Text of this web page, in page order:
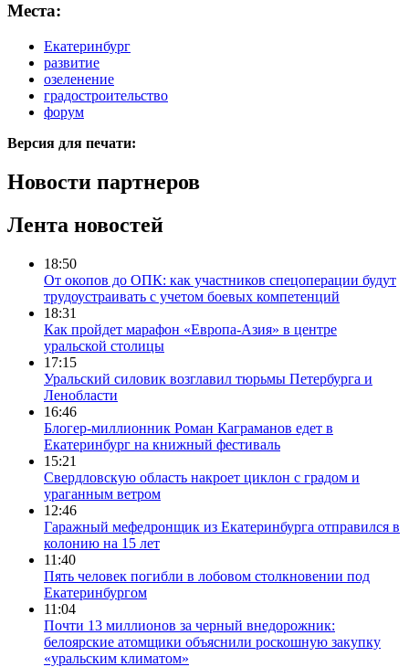
Места:
Екатеринбург
развитие
озеленение
градостроительство
форум
Версия для печати:
Новости партнеров
Лента новостей
18:50
От окопов до ОПК: как участников спецоперации будут
трудоустраивать с учетом боевых компетенций
18:31
Как пройдет марафон «Европа-Азия» в центре
уральской столицы
17:15
Уральский силовик возглавил тюрьмы Петербурга и
Ленобласти
16:46
Блогер-миллионник Роман Каграманов едет в
Екатеринбург на книжный фестиваль
15:21
Свердловскую область накроет циклон с градом и
ураганным ветром
12:46
Гаражный мефедронщик из Екатеринбурга отправился в
колонию на 15 лет
11:40
Пять человек погибли в лобовом столкновении под
Екатеринбургом
11:04
Почти 13 миллионов за черный внедорожник:
белоярские атомщики объяснили роскошную закупку
«уральским климатом»